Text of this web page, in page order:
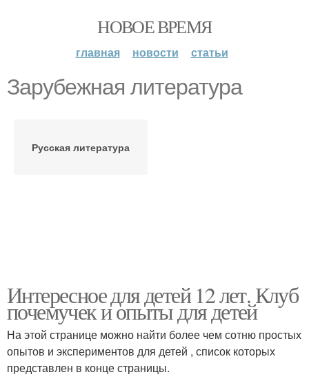
НОВОЕ ВРЕМЯ
главная новости статьи
Зарубежная литература
Русская литература
Интересное для детей 12 лет. Клуб
почемучек и опыты для детей
На этой странице можно найти более чем сотню простых
опытов и экспериментов для детей , список которых
представлен в конце страницы.